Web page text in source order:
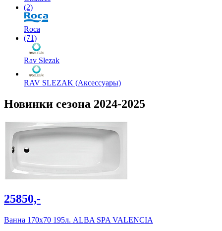
(2)
Roca
(71)
Rav Slezak
RAV SLEZAK (Аксессуары)
Новинки сезона 2024-2025
25850,-
Ванна 170х70 195л. ALBA SPA VALENCIA